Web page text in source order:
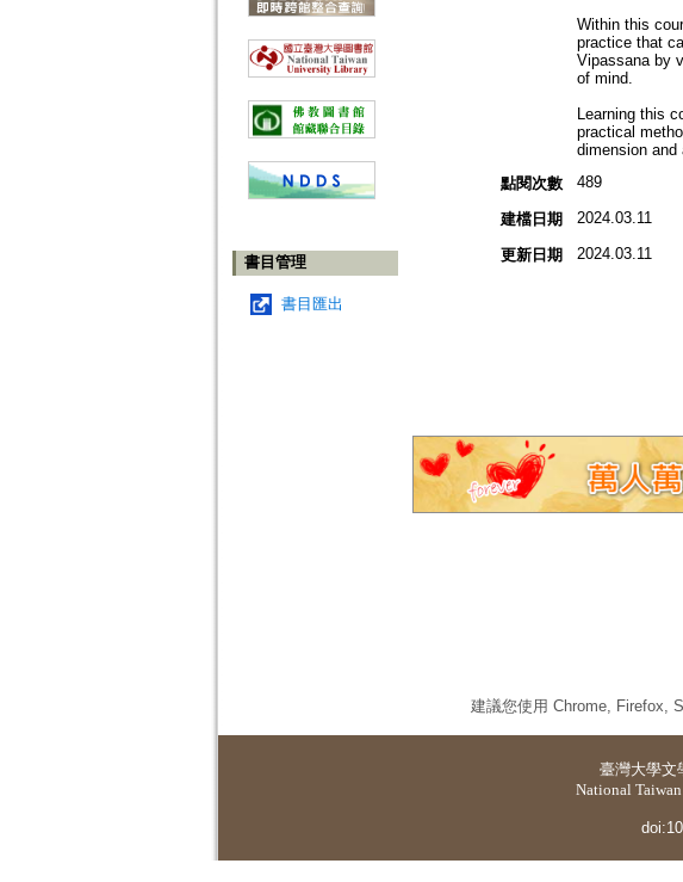
書目管理
書目匯出
Within this
practice that
Vipassana by
of mind.
Learning this
practical
dimension and
點閱次數
489
建檔日期 2024.03.11
更新日期 2024.03.11
建議您使用 Chrome, Firefox,
臺灣大學文
National